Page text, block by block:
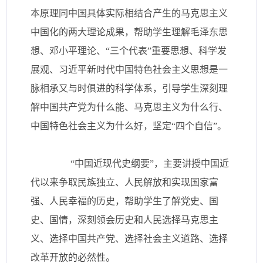
本原理同中国具体实际相结合产生的马克思主义
中国化的两大理论成果，帮助学生理解毛泽东思
想、邓小平理论、“三个代表”重要思想、科学发
展观、习近平新时代中国特色社会主义思想是一
脉相承又与时俱进的科学体系，引导学生深刻理
解中国共产党为什么能、马克思主义为什么行、
中国特色社会主义为什么好，坚定“四个自信”。
“中国近现代史纲要”，主要讲授中国近
代以来争取民族独立、人民解放和实现国家富
强、人民幸福的历史，帮助学生了解党史、国
史、国情，深刻领会历史和人民选择马克思主
义、选择中国共产党、选择社会主义道路、选择
改革开放的必然性。